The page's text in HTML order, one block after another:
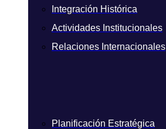
Integración Histórica
Actividades Institucionales
Relaciones Internacionales
Planificación Estratégica